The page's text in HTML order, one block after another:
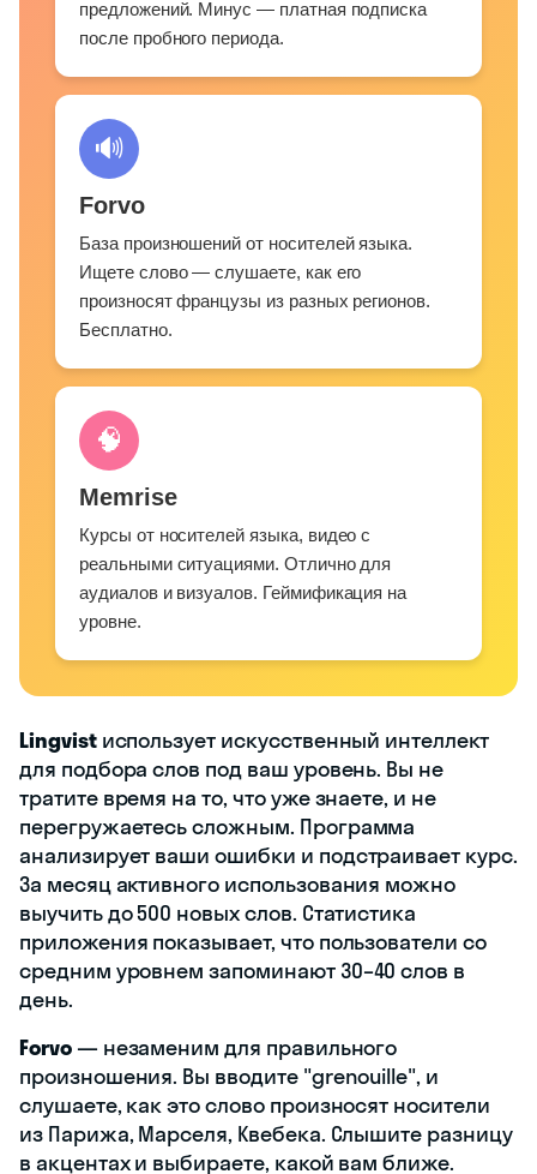
предложений. Минус — платная подписка
после пробного периода.
🔊
Forvo
База произношений от носителей языка.
Ищете слово — слушаете, как его
произносят французы из разных регионов.
Бесплатно.
🧠
Memrise
Курсы от носителей языка, видео с
реальными ситуациями. Отлично для
аудиалов и визуалов. Геймификация на
уровне.
Lingvistиспользует искусственный интеллект
для подбора слов под ваш уровень. Вы не
тратите время на то, что уже знаете, и не
перегружаетесь сложным. Программа
анализирует ваши ошибки и подстраивает курс.
За месяц активного использования можно
выучить до 500 новых слов. Статистика
приложения показывает, что пользователи со
средним уровнем запоминают 30–40 слов в
день.
Forvo— незаменим для правильного
произношения. Вы вводите "grenouille", и
слушаете, как это слово произносят носители
из Парижа, Марселя, Квебека. Слышите разницу
в акцентах и выбираете, какой вам ближе.